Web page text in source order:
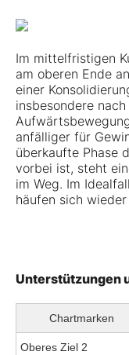
Im mittelfristigen
am oberen Ende
einer
insbesondere
anfälliger für
überkaufte Phase
vorbei ist, steht
im Weg. Im
häufen sich
Unterstützungen
Chartmarken
Oberes Ziel 2